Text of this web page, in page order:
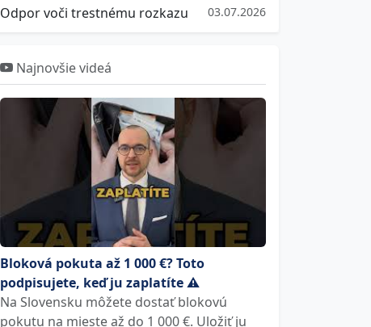
Odpor voči trestnému rozkazu 03.07.2026
Najnovšie videá
Bloková pokuta až 1 000 €? Toto
podpisujete, keď ju zaplatíte ⚠️
Na Slovensku môžete dostať blokovú
pokutu na mieste až do 1 000 €. Uložiť ju